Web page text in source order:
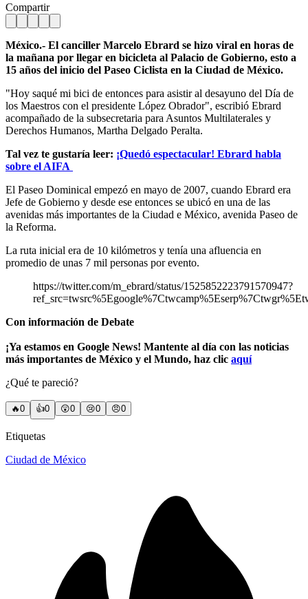
Compartir
México.- El canciller Marcelo Ebrard se hizo viral en horas de
la mañana por llegar en bicicleta al Palacio de Gobierno, esto a
15 años del inicio del Paseo Ciclista en la Ciudad de México.
"Hoy saqué mi bici de entonces para asistir al desayuno del Día de
los Maestros con el presidente López Obrador", escribió Ebrard
acompañado de la subsecretaria para Asuntos Multilaterales y
Derechos Humanos, Martha Delgado Peralta.
Tal vez te gustaría leer: ¡Quedó espectacular! Ebrard habla
sobre el AIFA
El Paseo Dominical empezó en mayo de 2007, cuando Ebrard era
Jefe de Gobierno y desde ese entonces se ubicó en una de las
avenidas más importantes de la Ciudad e México, avenida Paseo de
la Reforma.
La ruta inicial era de 10 kilómetros y tenía una afluencia en
promedio de unas 7 mil personas por evento.
https://twitter.com/m_ebrard/status/1525852223791570947?
Con información de Debate
¡Ya estamos en Google News! Mantente al día con las noticias
más importantes de México y el Mundo, haz clic aquí
¿Qué te pareció?
🔥0 👍0 😲0 😢0 😠0
Etiquetas
Ciudad de México